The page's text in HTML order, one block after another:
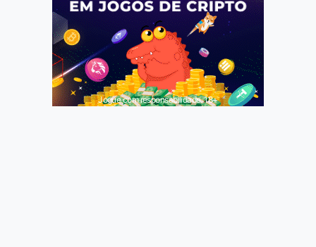
Jogue com responsabilidade. 18+